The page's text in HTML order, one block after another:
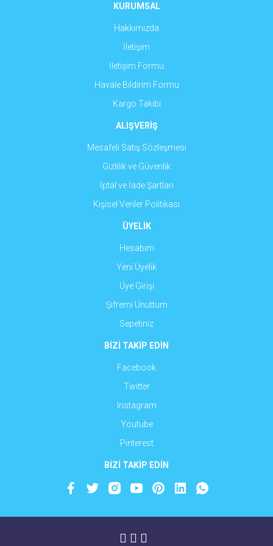
Ürün fiyatı diğer sitelerden daha pahalı.
Gönder
KURUMSAL
Hakkımızda
İletişim
İletişim Formu
Havale Bildirim Formu
Kargo Takibi
ALIŞVERİŞ
Mesafeli Satış Sözleşmesi
Gizlilik ve Güvenlik
İptal ve İade Şartları
Kişisel Veriler Politikası
ÜYELİK
Hesabım
Yeni Üyelik
Üye Girişi
Şifremi Unuttum
Sepetiniz
BİZİ TAKİP EDİN
Facebook
Twitter
Instagram
Youtube
Pinterest
BİZİ TAKİP EDİN